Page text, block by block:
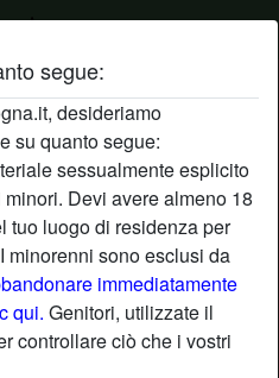
segue:
desideriamo
su quanto segue:
sessualmente esplicito
Devi avere almeno 18
tuo luogo di residenza per
minorenni sono esclusi da
immediatamente
qui. Genitori, utilizzate il
controllare ciò che i vostri